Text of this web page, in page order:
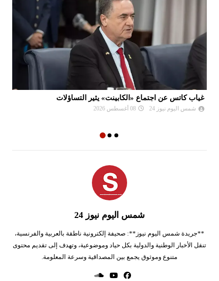
غياب كاتس عن اجتماع «الكابينت» يثير التساؤلات
شمس اليوم نيوز 24 08 أغسطس 2026
شمس اليوم نيوز 24
**جريدة شمس اليوم نيوز**: صحيفة إلكترونية ناطقة بالعربية والفرنسية،
تنقل الأخبار الوطنية والدولية بكل حياد وموضوعية، وتهدف إلى تقديم محتوى
متنوع وموثوق يجمع بين المصداقية وسرعة المعلومة.